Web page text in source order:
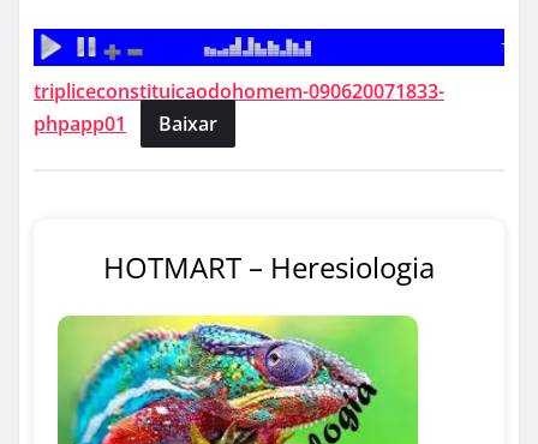
tripliceconstituicaodohomem-090620071833-
phpapp01
Baixar
HOTMART – Heresiologia